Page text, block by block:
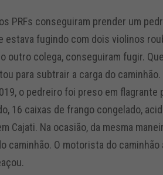
PRFs conseguiram prender um
estava fugindo com dois violinos
outro colega, conseguiram fugir.
para subtrair a carga do
o pedreiro foi preso em flagrante
16 caixas de frango congelado,
Cajati. Na ocasião, da mesma
caminhão. O motorista do